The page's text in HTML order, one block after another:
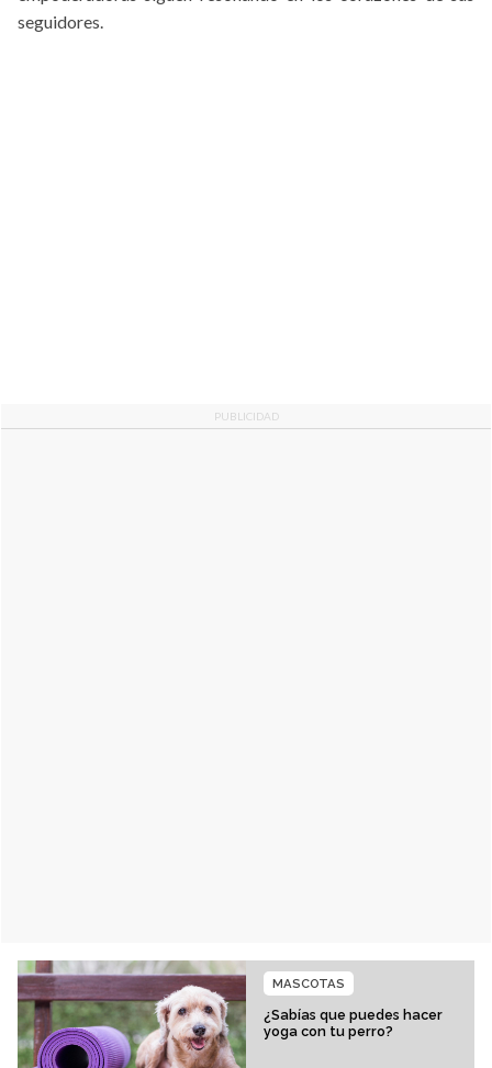
seguidores.
PUBLICIDAD
¿Sabías que puedes hacer
yoga con tu perro?
MASCOTAS